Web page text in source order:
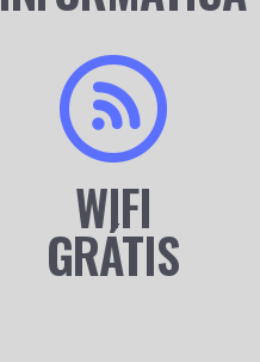
WIFI
GRÁTIS